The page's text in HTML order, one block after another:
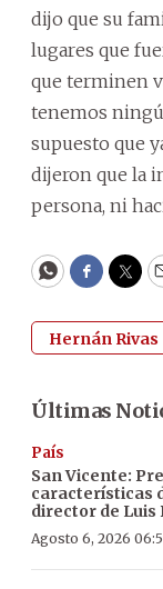
dijo que su
lugares que
que terminen
tenemos
supuesto que
dijeron que la
persona, ni
WhatsApp
Hernán Rivas
Últimas
País
San Vicente:
características
director de Luis
Agosto 6, 2026